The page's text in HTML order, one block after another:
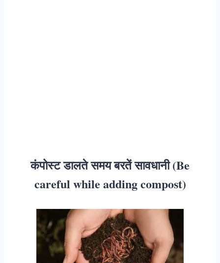
कंपोस्ट डालते समय बरतें सावधानी (Be
careful while adding compost)